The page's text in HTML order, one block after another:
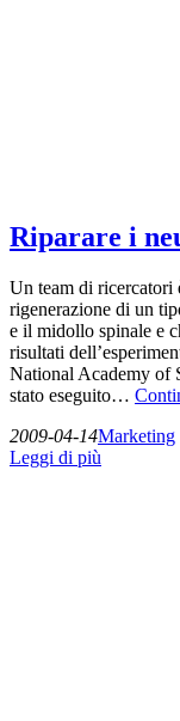
Riparare i
Un team di ricercatori
rigenerazione di un
e il midollo spinale e
risultati
National Academy of
stato eseguito…
2009-04-14Marketing
Leggi di più